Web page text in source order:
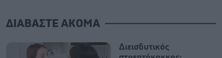
ΔΙΑΒΑΣΤΕ ΑΚΟΜΑ
Διεισδυτικός